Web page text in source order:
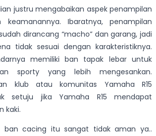
justru mengabaikan aspek penampilan
Ibaratnya, penampilan
dirancang “macho” dan garang, jadi
tidak sesuai dengan karakteristiknya.
memiliki ban tapak lebar untuk
sporty yang lebih mengesankan.
klub atau komunitas Yamaha R15
setuju jika Yamaha R15 mendapat
kaki.
ban cacing itu sangat tidak aman ya..